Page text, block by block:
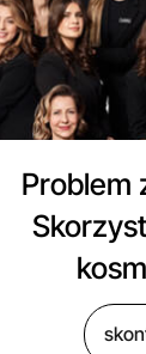
Problem